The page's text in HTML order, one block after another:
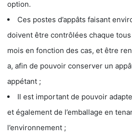
option.
Ces postes d’appâts faisant
doivent être contrôlées chaque
mois en fonction des cas, et être
a, afin de pouvoir conserver un
appétant ;
Il est important de pouvoir
et également de l’emballage en
l’environnement ;